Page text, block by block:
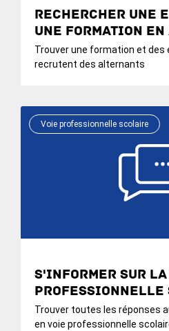
Rechercher une
une formation
Trouver une formation et des
recrutent des alternants
Voie professionnelle scolaire
S'informer sur la
professionnelle
Trouver toutes les réponses
en voie professionnelle